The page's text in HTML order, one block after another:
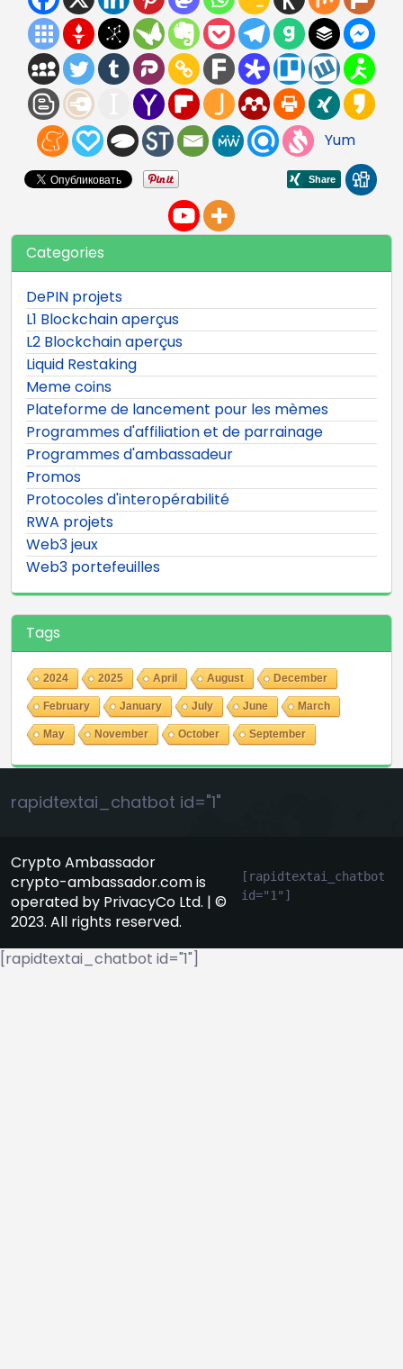
Yum
Categories
DePIN projets
L1 Blockchain aperçus
L2 Blockchain aperçus
Liquid Restaking
Meme coins
Plateforme de lancement pour les mèmes
Programmes d'affiliation et de parrainage
Programmes d'ambassadeur
Promos
Protocoles d'interopérabilité
RWA projets
Web3 jeux
Web3 portefeuilles
Tags
2024 2025 April August December
February January July June March
May November October September
rapidtextai_chatbot id="1"
Crypto Ambassador
crypto-ambassador.com is
operated by PrivacyCo Ltd. | ©
2023. All rights reserved.
[rapidtextai_chatbot
id="1"]
[rapidtextai_chatbot id="1"]